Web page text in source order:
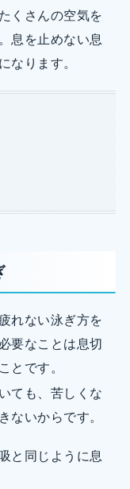
くさんの空気を
息を止めない息
なります。
れない泳ぎ方を
要なことは息切
とです。
ても、苦しくな
ないからです。
と同じように息